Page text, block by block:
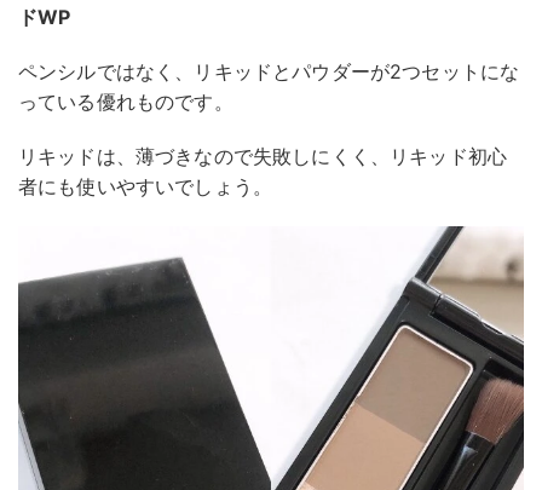
ドWP
ペンシルではなく、リキッドとパウダーが2つセットにな
っている優れものです。
リキッドは、薄づきなので失敗しにくく、リキッド初心
者にも使いやすいでしょう。